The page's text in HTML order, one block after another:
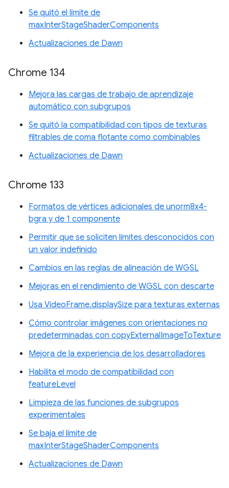
Se quitó el límite de
maxInterStageShaderComponents
Actualizaciones de Dawn
Chrome 134
Mejora las cargas de trabajo de aprendizaje
automático con subgrupos
Se quitó la compatibilidad con tipos de texturas
filtrables de coma flotante como combinables
Actualizaciones de Dawn
Chrome 133
Formatos de vértices adicionales de unorm8x4-
bgra y de 1 componente
Permitir que se soliciten límites desconocidos con
un valor indefinido
Cambios en las reglas de alineación de WGSL
Mejoras en el rendimiento de WGSL con descarte
Usa VideoFrame.displaySize para texturas externas
Cómo controlar imágenes con orientaciones no
predeterminadas con copyExternalImageToTexture
Mejora de la experiencia de los desarrolladores
Habilita el modo de compatibilidad con
featureLevel
Limpieza de las funciones de subgrupos
experimentales
Se baja el límite de
maxInterStageShaderComponents
Actualizaciones de Dawn